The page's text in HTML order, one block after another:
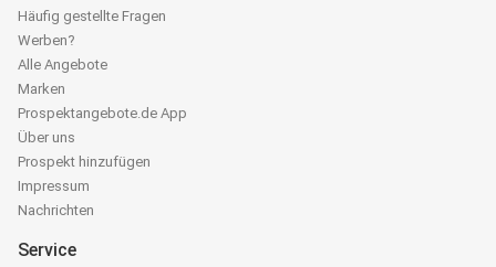
Häufig gestellte Fragen
Werben?
Alle Angebote
Marken
Prospektangebote.de App
Über uns
Prospekt hinzufügen
Impressum
Nachrichten
Service